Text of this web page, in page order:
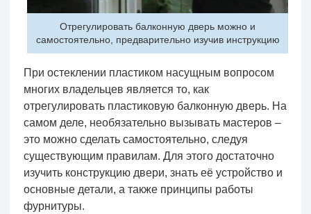
Отрегулировать балконную дверь можно и
самостоятельно, предварительно изучив инструкцию
При остеклении пластиком насущным вопросом
многих владельцев является то, как
отрегулировать пластиковую балконную дверь. На
самом деле, необязательно вызывать мастеров –
это можно сделать самостоятельно, следуя
существующим правилам. Для этого достаточно
изучить конструкцию двери, знать её устройство и
основные детали, а также принципы работы
фурнитуры.